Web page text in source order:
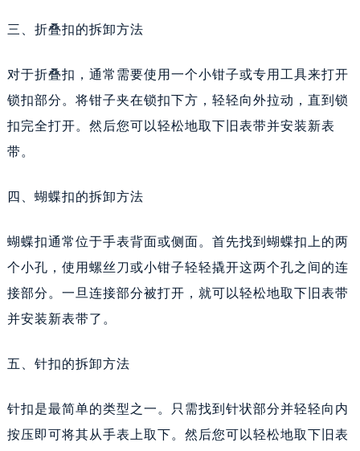
三、折叠扣的拆卸方法
对于折叠扣，通常需要使用一个小钳子或专用工具来打开
锁扣部分。将钳子夹在锁扣下方，轻轻向外拉动，直到锁
扣完全打开。然后您可以轻松地取下旧表带并安装新表
带。
四、蝴蝶扣的拆卸方法
蝴蝶扣通常位于手表背面或侧面。首先找到蝴蝶扣上的两
个小孔，使用螺丝刀或小钳子轻轻撬开这两个孔之间的连
接部分。一旦连接部分被打开，就可以轻松地取下旧表带
并安装新表带了。
五、针扣的拆卸方法
针扣是最简单的类型之一。只需找到针状部分并轻轻向内
按压即可将其从手表上取下。然后您可以轻松地取下旧表